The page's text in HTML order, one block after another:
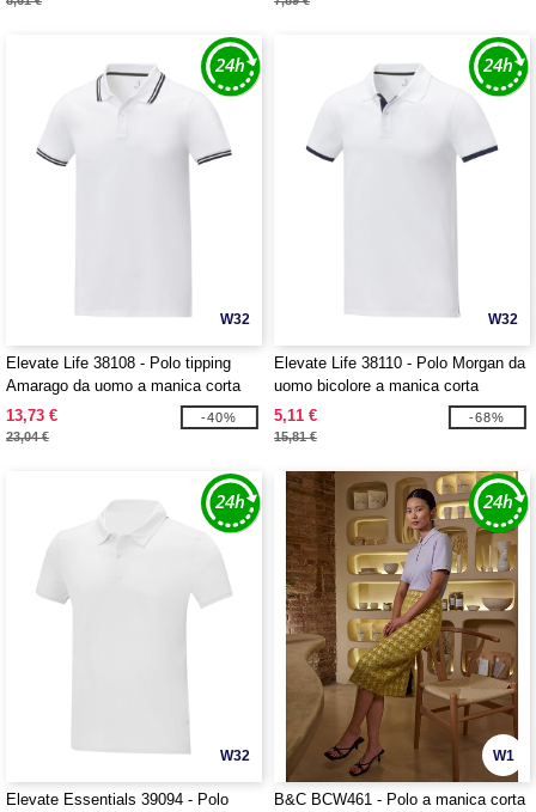
W32
Elevate Life 38108 - Polo tipping
Amarago da uomo a manica corta
13,73 €
23,04 €
-40%
W32
Elevate Life 38110 - Polo Morgan da
uomo bicolore a manica corta
5,11 €
15,81 €
-68%
W32
Elevate Essentials 39094 - Polo
W1
B&C BCW461 - Polo a manica corta